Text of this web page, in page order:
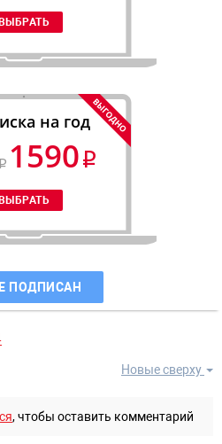
на год
1590
ПОДПИСАН
Новые сверху
, чтобы оставить комментарий